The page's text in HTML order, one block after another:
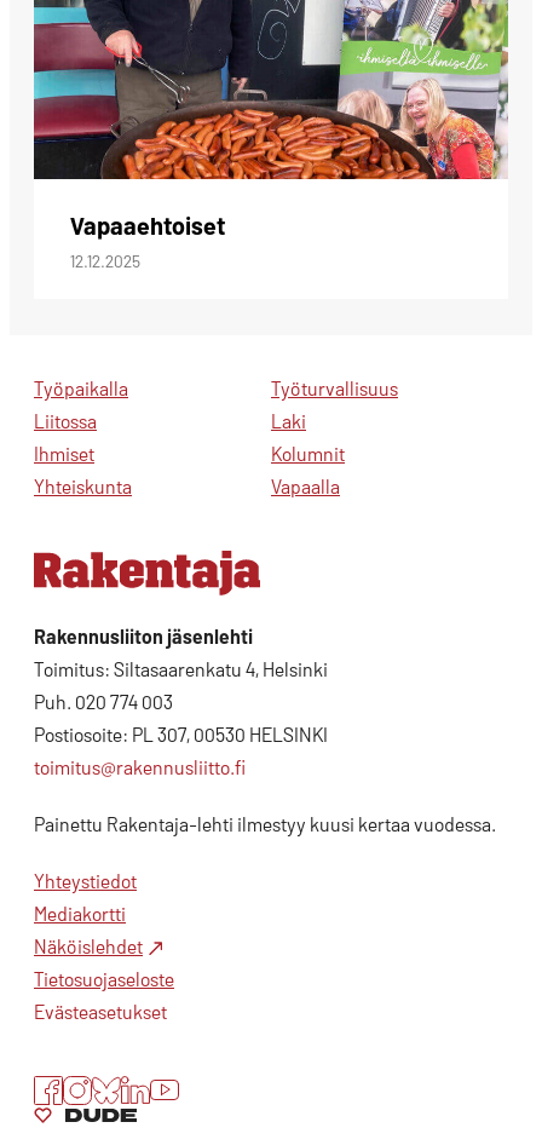
Vapaaehtoiset
12.12.2025
Työpaikalla
Liitossa
Ihmiset
Yhteiskunta
Työturvallisuus
Laki
Kolumnit
Vapaalla
Rakennusliiton jäsenlehti
Toimitus: Siltasaarenkatu 4, Helsinki
Puh. 020 774 003
Postiosoite: PL 307, 00530 HELSINKI
toimitus@rakennusliitto.fi
Painettu Rakentaja-lehti ilmestyy kuusi kertaa vuodessa.
Yhteystiedot
Mediakortti
Näköislehdet
Tietosuojaseloste
Evästeasetukset
Facebook
Instagram
BlueskyLinkedIn
YouTube